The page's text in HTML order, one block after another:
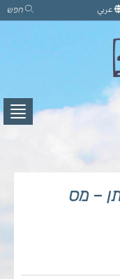
عربي חפש
לחץ
– מס